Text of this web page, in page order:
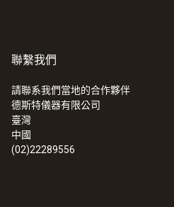
聯繫我們
請聯系我們當地的合作夥伴
德斯特儀器有限公司
臺灣
中國
(02)22289556